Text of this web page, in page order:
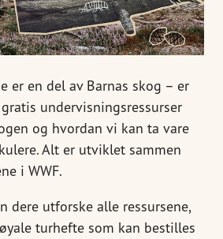
er en del av Barnas skog – er
undervisningsressurser
og hvordan vi kan ta vare
Alt er utviklet sammen
i WWF.
dere utforske alle ressursene,
turhefte som kan bestilles